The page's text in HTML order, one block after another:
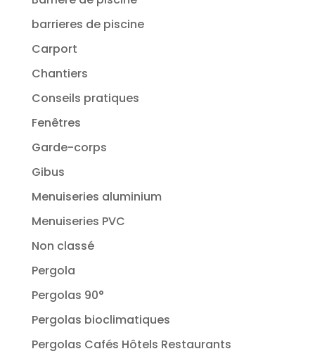
barrieres de piscine
Carport
Chantiers
Conseils pratiques
Fenêtres
Garde-corps
Gibus
Menuiseries aluminium
Menuiseries PVC
Non classé
Pergola
Pergolas 90°
Pergolas bioclimatiques
Pergolas Cafés Hôtels Restaurants